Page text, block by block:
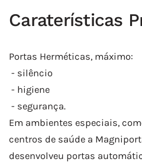
Caraterísticas
Portas Herméticas, máximo:
- silêncio
- higiene
- segurança.
Em ambientes especiais,
centros de saúde a
desenvolveu portas